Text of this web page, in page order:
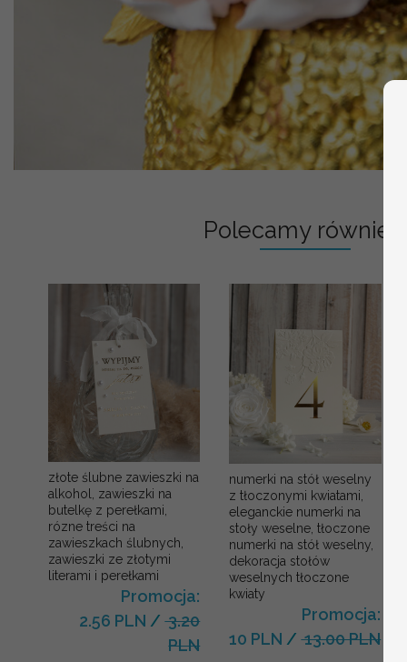
Polecamy również:
złote ślubne zawieszki na
alkohol, zawieszki na
butelkę z perełkami,
rózne treści na
zawieszkach ślubnych,
zawieszki ze złotymi
literami i perełkami
Promocja:
2.56 PLN /3.20
PLN
numerki na stół weselny
z tłoczonymi kwiatami,
eleganckie numerki na
stoły weselne, tłoczone
numerki na stół weselny,
dekoracja stołów
weselnych tłoczone
kwiaty
Promocja:
10 PLN /13.00 PLN